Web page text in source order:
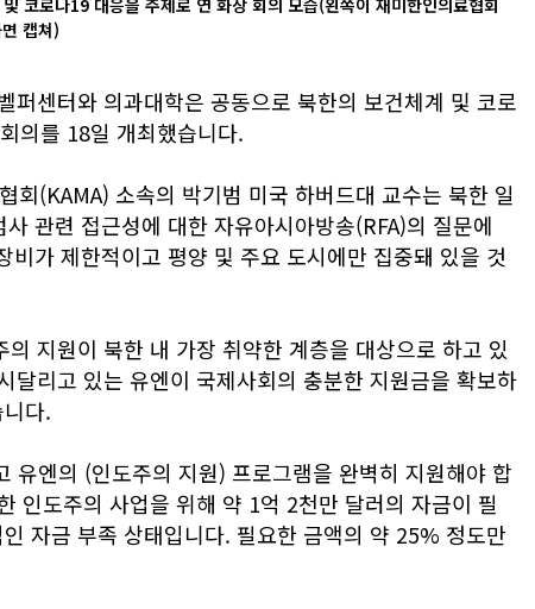
캡쳐)
퍼센터와 의과대학은 공동으로 북한의 보건체계 및 코로
의를 18일 개최했습니다.
회(KAMA) 소속의 박기범 미국 하버드대 교수는 북한 일
관련 접근성에 대한 자유아시아방송(RFA)의 질문에
비가 제한적이고 평양 및 주요 도시에만 집중돼 있을 것
지원이 북한 내 가장 취약한 계층을 대상으로 하고 있
달리고 있는 유엔이 국제사회의 충분한 지원금을 확보하
다.
유엔의 (인도주의 지원) 프로그램을 완벽히 지원해야 합
인도주의 사업을 위해 약 1억 2천만 달러의 자금이 필
자금 부족 상태입니다. 필요한 금액의 약 25% 정도만